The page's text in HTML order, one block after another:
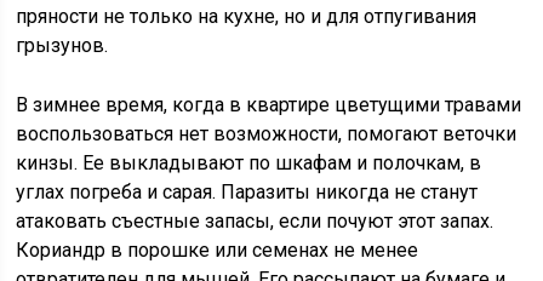
пряности не только на кухне, но и для отпугивания
грызунов.
В зимнее время, когда в квартире цветущими травами
воспользоваться нет возможности, помогают веточки
кинзы. Ее выкладывают по шкафам и полочкам, в
углах погреба и сарая. Паразиты никогда не станут
атаковать съестные запасы, если почуют этот запах.
Кориандр в порошке или семенах не менее